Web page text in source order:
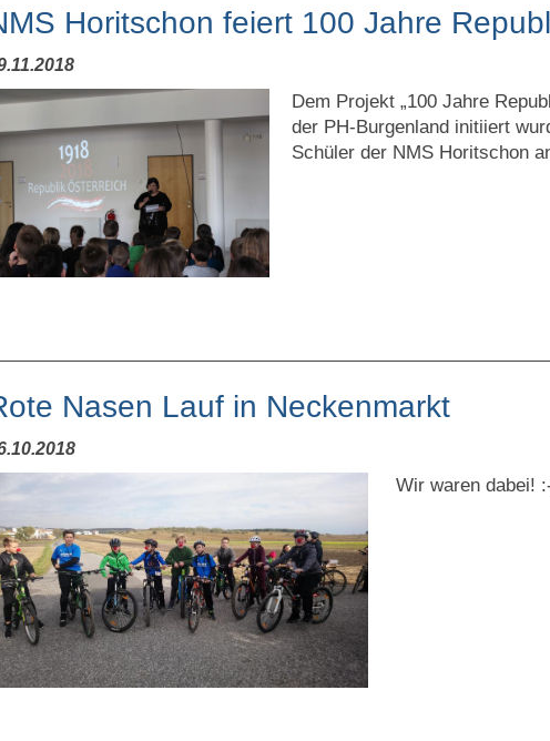
Horitschon feiert 100 Jahre
Dem Projekt „100 Jahre
der PH-Burgenland initiiert
Schüler der NMS Horitschon
Nasen Lauf in Neckenmarkt
Wir waren dabei!